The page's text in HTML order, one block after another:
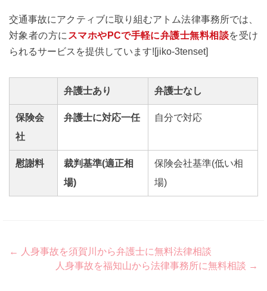
交通事故にアクティブに取り組むアトム法律事務所では、
対象者の方に スマホやPCで手軽に弁護士無料相談を受け
られるサービスを提供しています![jiko-3tenset]
弁護士あり 弁護士なし
保険会
社
弁護士に対応一任 自分で対応
慰謝料
裁判基準(適正相
場)
保険会社基準(低い相
場)
Post
navigation
←
人身事故を須賀川から弁護士に無料法律相談
人身事故を福知山から法律事務所に無料相談 →